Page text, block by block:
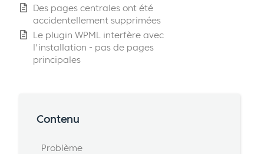
Des pages centrales ont été
accidentellement supprimées
Le plugin WPML interfère avec
l'installation - pas de pages
principales
Contenu
Problème